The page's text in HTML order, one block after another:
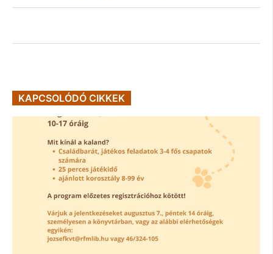
KAPCSOLÓDÓ CIKKEK